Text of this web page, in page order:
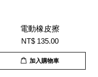
電動橡皮擦
NT$ 135.00
加入購物車